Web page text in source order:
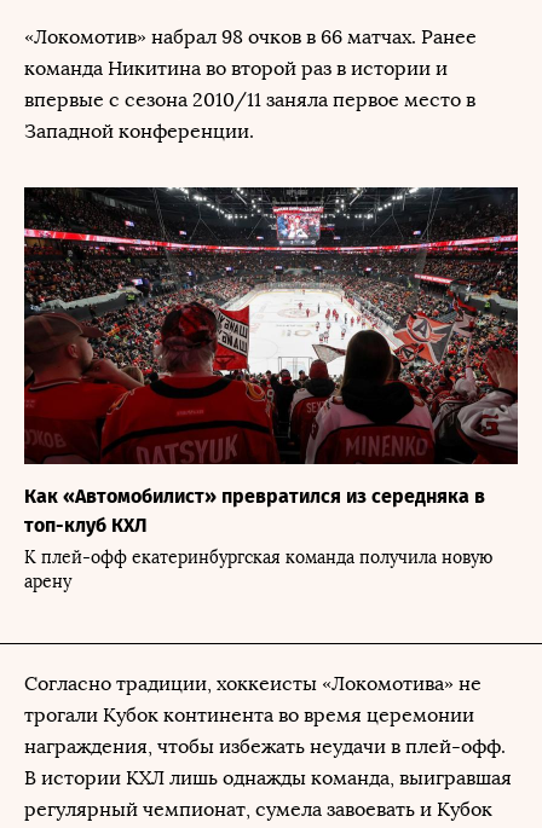
«Локомотив» набрал 98 очков в 66 матчах. Ранее
команда Никитина во второй раз в истории и
впервые с сезона 2010/11 заняла первое место в
Западной конференции.
Как «Автомобилист» превратился из середняка в
топ-клуб КХЛ
К плей-офф екатеринбургская команда получила новую
арену
Согласно традиции, хоккеисты «Локомотива» не
трогали Кубок континента во время церемонии
награждения, чтобы избежать неудачи в плей-офф.
В истории КХЛ лишь однажды команда, выигравшая
регулярный чемпионат, сумела завоевать и Кубок